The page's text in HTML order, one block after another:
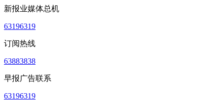
新报业媒体总机
63196319
订阅热线
63883838
早报广告联系
63196319